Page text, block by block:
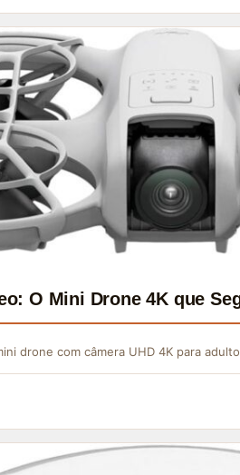
O Mini Drone 4K que
drone com câmera UHD 4K para